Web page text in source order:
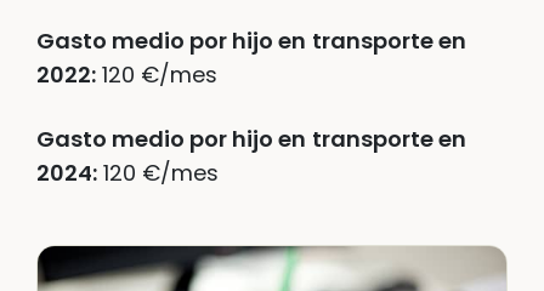
Gasto medio por hijo en transporte en
2022: 120 €/mes
Gasto medio por hijo en transporte en
2024: 120 €/mes